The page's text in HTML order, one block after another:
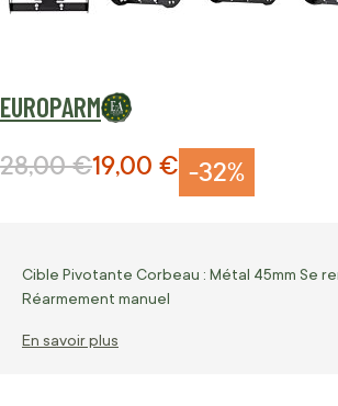
EUROPARM
-32%
Prix Spécial
19,00 €
Prix normal
28,00 €
Cible Pivotante Corbeau : Métal 45mm Se
Réarmement manuel
En savoir plus